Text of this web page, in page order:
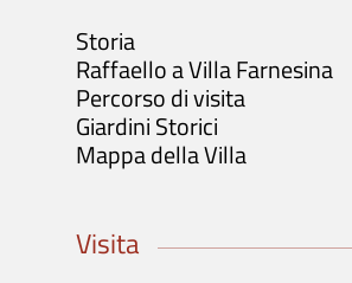
Storia
Raffaello a Villa Farnesina
Percorso di visita
Giardini Storici
Mappa della Villa
Visita